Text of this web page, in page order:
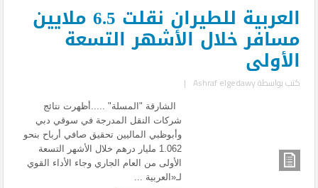
العربية للطيران نقلت 6.5 ملايين
مسافر خلال الأشهر التسعة
الأولى
كتب بواسطةAshraf elgedawy
|
الشارقة "المسلة" .....أظهرت نتائج
شركات النقل المدرجة في سوقي دبي
وأبوظبي الماليين تحقيق صافي أرباح بنحو
1.062 مليار درهم خلال الأشهر التسعة
الأولى من العام الجاري وجاء الأداء القوي
لـ«العربية ...